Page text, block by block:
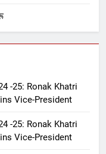
-25: Ronak Khatri
Vice-President
-25: Ronak Khatri
Vice-President